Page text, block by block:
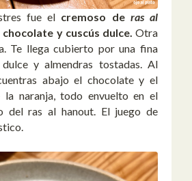
fue el cremoso de ras al
chocolate y cuscús dulce. Otra
Te llega cubierto por una fina
y almendras tostadas. Al
abajo el chocolate y el
naranja, todo envuelto en el
del ras al hanout. El juego de